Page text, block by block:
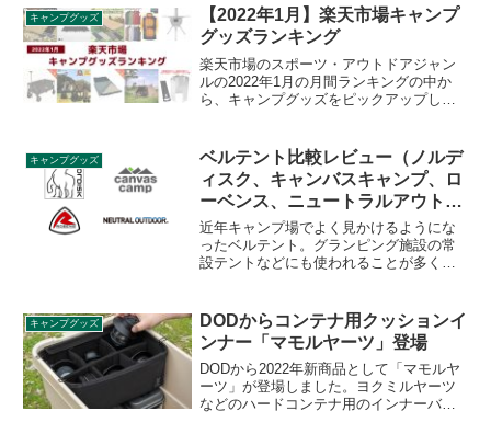
で、煙も燃え残りも少ないのが特徴で
す。フタがゴトクになるので、鍋やフラ
イパンでの調理も可能です。詳細をレビ
ューします。
キャンプグッズ
【2022年1月】楽天市場キャンプ
グッズランキング
楽天市場のスポーツ・アウトドアジャン
ルの2022年1月の月間ランキングの中か
ら、キャンプグッズをピックアップして
確認しながらトレンドをチェックしまし
ょう。詳細をレビューします。
キャンプグッズ
ベルテント比較レビュー（ノルデ
ィスク、キャンバスキャンプ、ロ
ーベンス、ニュートラルアウトド
ア）
近年キャンプ場でよく見かけるようにな
ったベルテント。グランピング施設の常
設テントなどにも使われることが多く、
ーカーNordisk（ノルディスク）、
CanvasCamp（キャンバスキャンプ）、
Robens（ローベンス）、Neutral
Outdoor（ニュートラルアウトドア）のベ
ル型テントを比較レビューします。
キャンプグッズ
DODからコンテナ用クッションイ
ンナー「マモルヤーツ」登場
DODから2022年新商品として「マモルヤ
ーツ」が登場しました。ヨクミルヤーツ
などのハードコンテナ用のインナーバッ